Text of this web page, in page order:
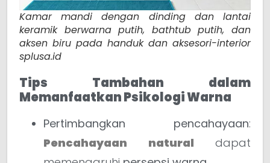
Kamar mandi dengan dinding dan lantai
keramik berwarna putih, bathtub putih, dan
aksen biru pada handuk dan aksesori-interior
splusa.id
Tips Tambahan dalam
Memanfaatkan Psikologi Warna
Pertimbangkan pencahayaan:
Pencahayaan natural
dapat